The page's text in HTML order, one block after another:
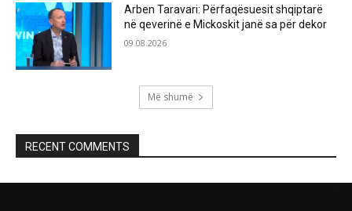
Arben Taravari: Përfaqësuesit shqiptarë
në qeverinë e Mickoskit janë sa për dekor
09.08.2026
Më shumë
RECENT COMMENTS